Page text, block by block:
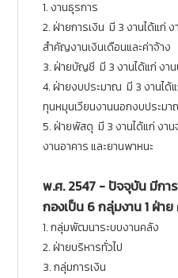
1. งานธุรการ
2. ฝ่ายการเงิน มี 3 งานได้แก่
สำคัญงานเงินเดือนและค่าจ้าง
3. ฝ่ายบัญชี มี 3 งานได้แก่ งา
4. ฝ่ายงบประมาณ มี 3 งานได้
ทุนหมุนเวียนงานนอกงบประม
5. ฝ่ายพัสดุ มี 3 งานได้แก่ งา
งานอาคาร และยานพาหนะ
พ.ศ. 2547 - ปัจจุบัน มีกา
กองเป็น 6 กลุ่มงาน 1 ฝ่าย
1. กลุ่มพัฒนาระบบงานคลัง
2. ฝ่ายบริหารทั่วไป
3. กลุ่มการเงิน